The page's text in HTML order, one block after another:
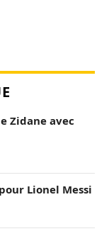
Zidane avec
Lionel Messi